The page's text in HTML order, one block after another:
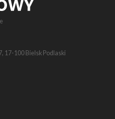
17-100 Bielsk Podlaski